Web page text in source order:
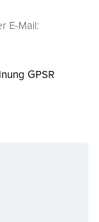
E-Mail:
GPSR